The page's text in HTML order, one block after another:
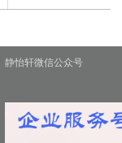
静怡轩微信公众号